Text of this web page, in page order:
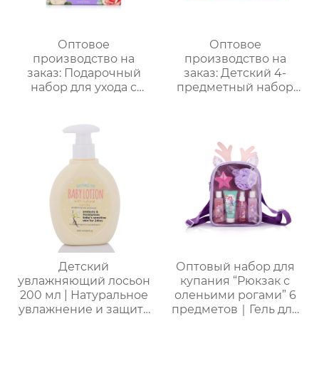
Оптовое
производство на
заказ: Подарочный
набор для ухода с
соль для ванн) –
идеальный комплект
для расслабления
женщин, мам и
подруг.
Оптовое
производство на
заказ: Детский 4-
предметный набор
ароматом + 70 мл
скраб + 50 мл лосьон +
бомбочка для ванны｜
Решение проблемы
“не хочу купаться”
Детский
увлажняющий лосьон
200 мл | Натуральное
увлажнение и защита
Оптовый набор для
купания “Рюкзак с
оленьими рогами” 6
предметов｜Гель для